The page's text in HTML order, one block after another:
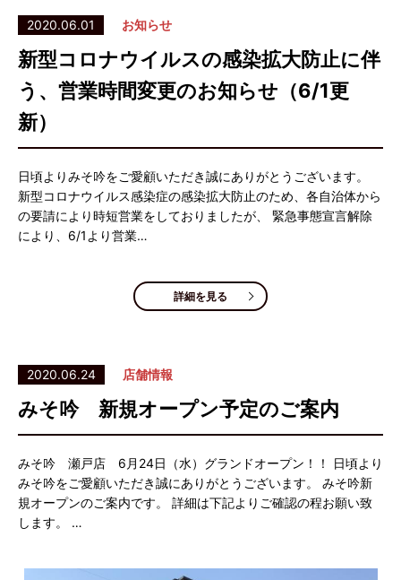
2020.06.01 お知らせ
新型コロナウイルスの感染拡大防止に伴
う、営業時間変更のお知らせ（6/1更
新）
日頃よりみそ吟をご愛顧いただき誠にありがとうございます。
新型コロナウイルス感染症の感染拡大防止のため、各自治体から
の要請により時短営業をしておりましたが、 緊急事態宣言解除
により、6/1より営業…
詳細を見る
2020.06.24 店舗情報
みそ吟 新規オープン予定のご案内
みそ吟 瀬戸店 6月24日（水）グランドオープン！！ 日頃より
みそ吟をご愛顧いただき誠にありがとうございます。 みそ吟新
規オープンのご案内です。 詳細は下記よりご確認の程お願い致
します。 …